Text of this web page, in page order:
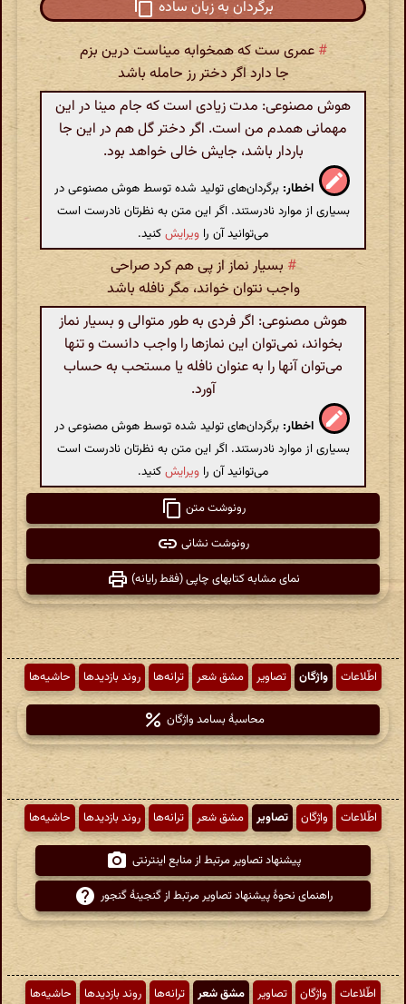
برگردان به زبان ساده
# عمری ست که همخوابه میناست درین بزم
جا دارد اگر دختر رز حامله باشد
هوش مصنوعی: مدت زیادی است که جام مینا در این
مهمانی همدم من است. اگر دختر گل هم در این جا
باردار باشد، جایش خالی خواهد بود.
اخطار: برگردان‌های تولید شده توسط هوش مصنوعی در
بسیاری از موارد نادرستند. اگر این متن به نظرتان نادرست است
می‌توانید آن را ویرایشکنید.
# بسیار نماز از پی هم کرد صراحی
واجب نتوان خواند، مگر نافله باشد
هوش مصنوعی: اگر فردی به طور متوالی و بسیار نماز
بخواند، نمی‌توان این نمازها را واجب دانست و تنها
می‌توان آنها را به عنوان نافله یا مستحب به حساب
آورد.
اخطار: برگردان‌های تولید شده توسط هوش مصنوعی در
بسیاری از موارد نادرستند. اگر این متن به نظرتان نادرست است
می‌توانید آن را ویرایشکنید.
رونوشت متن
رونوشت نشانی
نمای مشابه کتابهای چاپی (فقط رایانه)
اطّلاعات واژگان تصاویر مشق شعر ترانه‌ها روند بازدیدها حاشیه‌ها
محاسبهٔ بسامد واژگان
اطّلاعات واژگان تصاویر مشق شعر ترانه‌ها روند بازدیدها حاشیه‌ها
پیشنهاد تصاویر مرتبط از منابع اینترنتی
راهنمای نحوهٔ پیشنهاد تصاویر مرتبط از گنجینهٔ گنجور
اطّلاعات واژگان تصاویر مشق شعر ترانه‌ها روند بازدیدها
حاشیه‌ها